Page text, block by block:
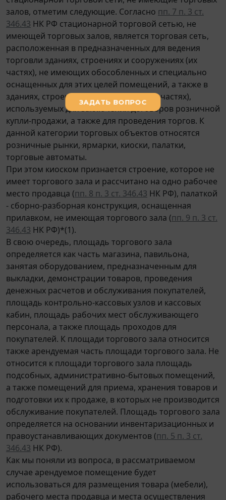
залов, отметим следующие. Согласно пп. 7 п. 3 ст.
346.43 НК РФ стационарной торговой сетью, не
имеющей торговых залов, является торговая сеть,
расположенная в предназначенных для ведения
торговли зданиях, строениях и сооружениях (их
частях), не имеющих обособленных и специально
оснащенных для этих целей помещений, а также в
зданиях, строениях и сооружениях (их частях),
используемых для заключения договоров розничной
купли-продажи, а также для проведения торгов. К
данной категории торговых объектов относятся
розничные рынки, ярмарки, киоски, палатки,
торговые автоматы.
При этом киоском признается строение, которое не
имеет торгового зала и рассчитано на одно рабочее
место продавца (пп. 8 п. 3 ст. 346.43 НК РФ), палаткой
- сборно-разборная конструкция, оснащенная
прилавком, не имеющая торгового зала (пп. 9 п. 3 ст.
346.43 НК РФ)*(1).
В свою очередь, площадь торгового зала
определяется как часть магазина, павильона,
занятая оборудованием, предназначенным для
выкладки, демонстрации товаров, проведения
денежных расчетов и обслуживания покупателей,
площадь контрольно-кассовых узлов и кассовых
кабин, площадь рабочих мест обслуживающего
персонала, а также площадь проходов для
покупателей. К площади торгового зала относится
также арендуемая часть площади торгового зала. Не
относится к площади торгового зала площадь
подсобных, административно-бытовых помещений,
а также помещений для приема, хранения товаров и
подготовки их к продаже, в которых не производится
обслуживание покупателей. Площадь торгового зала
определяется на основании инвентаризационных и
правоустанавливающих документов (пп. 5 п. 3 ст.
346.43 НК РФ).
Как мы поняли из вопроса, в рассматриваемом
случае арендуемое помещение будет
использоваться для размещения товара (мебели),
рабочего места продавца и места осуществления